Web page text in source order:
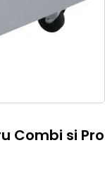
Combi si Pro